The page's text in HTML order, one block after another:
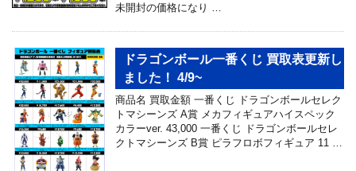
未開封の価格になり …
ドラゴンボール一番くじ 買取表更新し
ました！ 4/9~
商品名 買取金額 一番くじ ドラゴンボールセレク
トマシーンズ A賞 メカフィギュアハイスペック
カラーver. 43,000 一番くじ ドラゴンボールセレ
クトマシーンズ B賞 ピラフロボフィギュア 11 …